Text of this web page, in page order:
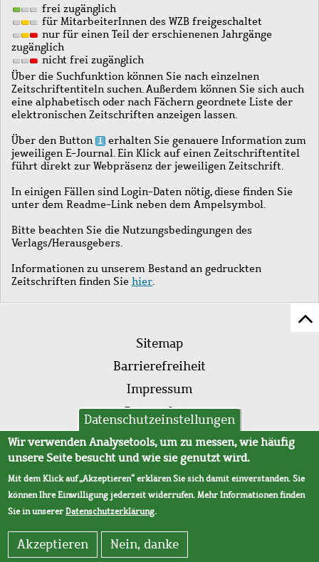
frei zugänglich
für MitarbeiterInnen des WZB freigeschaltet
nur für einen Teil der erschienenen Jahrgänge
zugänglich
nicht frei zugänglich
Über die Suchfunktion können Sie nach einzelnen
Zeitschriftentiteln suchen. Außerdem können Sie sich auch
eine alphabetisch oder nach Fächern geordnete Liste der
elektronischen Zeitschriften anzeigen lassen.
Über den Button
erhalten Sie genauere Information zum
jeweiligen E-Journal. Ein Klick auf einen Zeitschriftentitel
führt direkt zur Webpräsenz der jeweiligen Zeitschrift.
In einigen Fällen sind Login-Daten nötig, diese finden Sie
unter dem Readme-Link neben dem Ampelsymbol.
Bitte beachten Sie die Nutzungsbedingungen des
Verlags/Herausgebers.
Informationen zu unserem Bestand an gedruckten
Zeitschriften finden Sie hier.
Fußleistenmenü
Sitemap
Barrierefreiheit
Impressum
Datenschutz
AVB
Datenschutzeinstellungen
Wir verwenden Analysetools, um zu messen, wie häufig
unsere Seite besucht und wie sie genutzt wird.
Mit dem Klick auf „Akzeptieren“ erklären Sie sich damit einverstanden. Sie
können Ihre Einwilligung jederzeit widerrufen. Mehr Informationen finden
Sie in unsererDatenschutzerklärung.
Akzeptieren Nein, danke